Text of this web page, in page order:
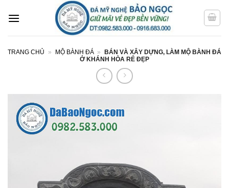
qua
TRANG CHỦ » MỘ BÀNH ĐÁ »
BÁN VÀ XÂY DỰNG, LÀM MỘ BÀNH ĐÁ
Ở KHÁNH HÒA RẺ ĐẸP